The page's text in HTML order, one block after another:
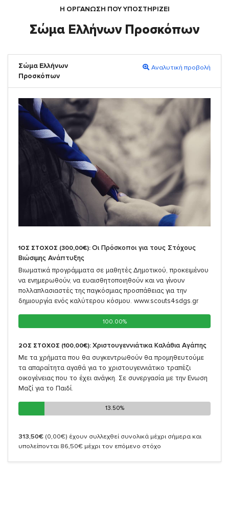
Η ΟΡΓΆΝΩΣΗ ΠΟΥ ΥΠΟΣΤΗΡΙΖΕΙ
Σώμα Ελλήνων Προσκόπων
Σώμα Ελλήνων
Προσκόπων
Αναλυτική προβολή
1ΟΣ ΣΤΟΧΟΣ (300,00€): Οι Πρόσκοποι για τους Στόχους
Βιώσιμης Ανάπτυξης
Βιωματικά προγράμματα σε μαθητές Δημοτικού, προκειμένου
να ενημερωθούν, να ευαισθητοποιηθούν και να γίνουν
πολλαπλασιαστές της παγκόσμιας προσπάθειας για την
δημιουργία ενός καλύτερου κόσμου. www.scouts4sdgs.gr
100.00%
100.00%
2ΟΣ ΣΤΟΧΟΣ (100,00€): Χριστουγεννιάτικα Καλάθια Αγάπης
Με τα χρήματα που θα συγκεντρωθούν θα προμηθευτούμε
τα απαραίτητα αγαθά για το χριστουγεννιάτικο τραπέζι
οικογένειας που το έχει ανάγκη. Σε συνεργασία με την Ενωση
Μαζί για το Παιδί.
13.50%
13.50%
313,50€ (0,00€) έχουν συλλεχθεί συνολικά μέχρι σήμερα και
υπολείπονται 86,50€ μέχρι τον επόμενο στόχο